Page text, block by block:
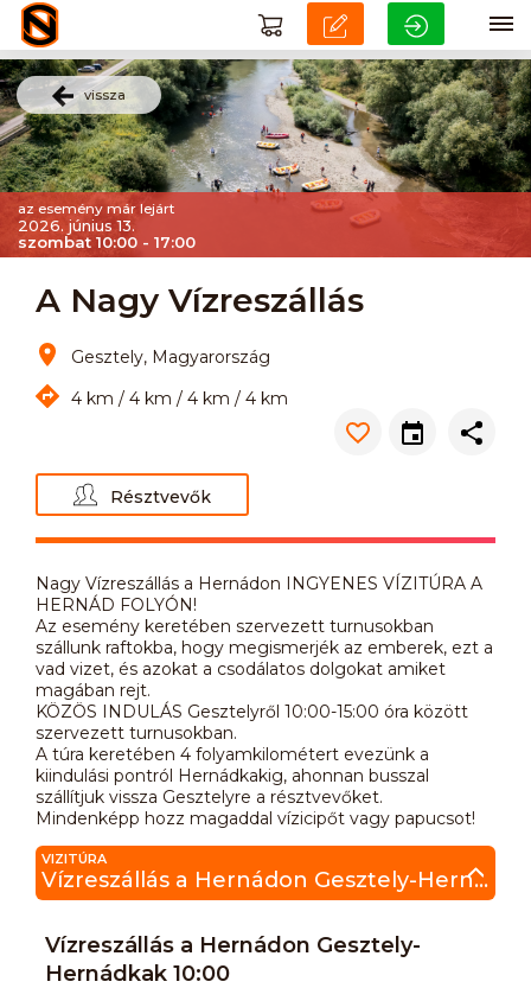
vissza
az esemény már lejárt
2026. június 13.
szombat 10:00 - 17:00
A Nagy Vízreszállás
Gesztely, Magyarország
4 km / 4 km / 4 km / 4 km
Résztvevők
Nagy Vízreszállás a Hernádon INGYENES VÍZITÚRA A
HERNÁD FOLYÓN!
Az esemény keretében szervezett turnusokban
szállunk raftokba, hogy megismerjék az emberek, ezt a
vad vizet, és azokat a csodálatos dolgokat amiket
magában rejt.
KÖZÖS INDULÁS Gesztelyről 10:00-15:00 óra között
szervezett turnusokban.
A túra keretében 4 folyamkilométert evezünk a
kiindulási pontról Hernádkakig, ahonnan busszal
szállítjuk vissza Gesztelyre a résztvevőket.
Mindenképp hozz magaddal vízicipőt vagy papucsot!
VIZITÚRA
Vízreszállás a Hernádon Gesztely-Hernádkak 10:00
Vízreszállás a Hernádon Gesztely-
Hernádkak 10:00